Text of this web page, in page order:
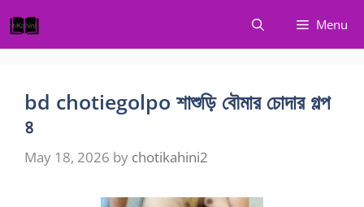
to
content
Menu
bd chotiegolpo শাশুড়ি বৌমার চোদার গল্প
৪
May 18, 2026 by chotikahini2